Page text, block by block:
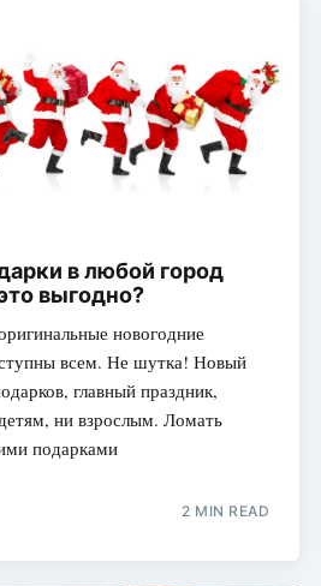
в любой город
выгодно?
новогодние
всем. Не шутка! Новый
главный праздник,
ни взрослым. Ломать
подарками
2 MIN READ